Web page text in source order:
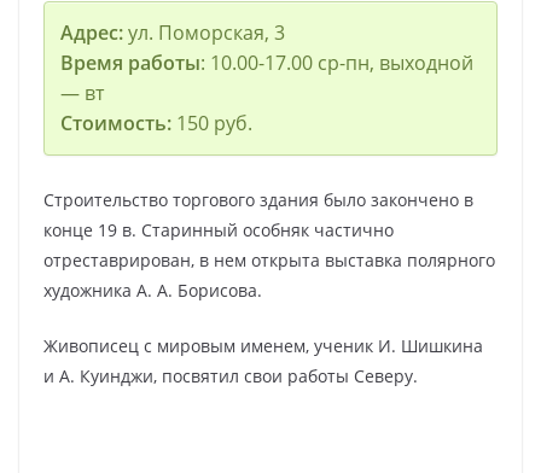
Адрес:ул. Поморская, 3
Время работы: 10.00-17.00 ср-пн, выходной
— вт
Стоимость:150 руб.
Строительство торгового здания было закончено в
конце 19 в. Старинный особняк частично
отреставрирован, в нем открыта выставка полярного
художника А. А. Борисова.
Живописец с мировым именем, ученик И. Шишкина
и А. Куинджи, посвятил свои работы Северу.